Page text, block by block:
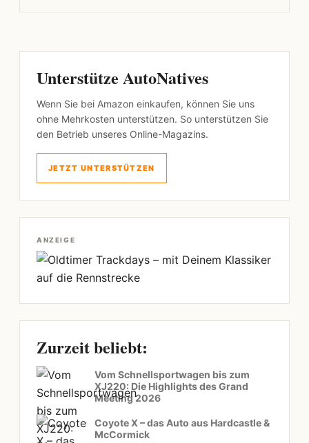
Unterstütze AutoNatives
Wenn Sie bei Amazon einkaufen, können Sie uns
ohne Mehrkosten unterstützen. So unterstützen Sie
den Betrieb unseres Online-Magazins.
JETZT UNTERSTÜTZEN
ANZEIGE
Zurzeit beliebt:
Vom Schnellsportwagen bis zum
XJ220: Die Highlights des Grand
Meeting 2026
Coyote X – das Auto aus Hardcastle &
McCormick